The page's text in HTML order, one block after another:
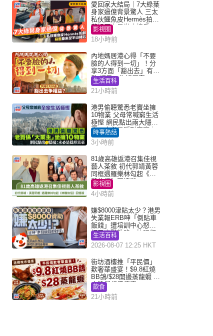
愛回家大結局｜7大綠葉
身家過億背景驚人 三太
私伙鱷魚皮Hermès拍劇
蘇姐原來是半山樓后
影視圈
18小時前
內地媽居港心得「不要
臉的人得到一切」！分
享3方面「豁出去」有著
數 網民：你好厲害
生活百科
21小時前
港男偷聽驚悉老竇坐擁
10物業 父母常喊窮生活
極慳 網民點出兩大隱
憂：未必是隱形富豪｜
Juicy叮
時事熱話
3小時前
81歲高雄返港召集佳視
藝人茶敘 初代郭靖黃蓉
同框遇羅樂林勾起《神
鵰俠侶》回憶殺
影視圈
4小時前
嫌$8000津貼太少？港男
失業報ERB呻「倒貼車
飯錢」遭培訓中心怒轟
網民幽默教路：揀呢類
課程唔會蝕...
生活百科
2026-08-07 12:25 HKT
街坊酒樓推「平民價」
歎奢華盛宴！$9.8紅燒
BB鴿/$28開邊蒸龍蝦 3
大晚餐超值優惠
飲食
21小時前